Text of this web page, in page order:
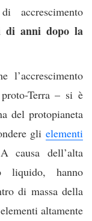
accrescimento
di anni dopo la
l’accrescimento
Terra – si è
del protopianeta
gli elementi
causa dell’alta
liquido, hanno
di massa della
altamente